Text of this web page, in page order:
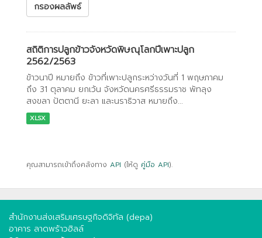
กรองผลลัพธ์
สถิติการปลูกข้าวจังหวัดพิษณุโลกปีเพาะปลูก
2562/2563
ข้าวนาปี หมายถึง ข้าวที่เพาะปลูกระหว่างวันที่ 1 พฤษภาคม
ถึง 31 ตุลาคม ยกเว้น จังหวัดนครศรีธรรมราช พัทลุง
สงขลา ปัตตานี ยะลา และนราธิวาส หมายถึง...
XLSX
คุณสามารถเข้าถึงคลังทาง API (ให้ดู คู่มือ API).
สำนักงานส่งเสริมเศรษฐกิจดิจิทัล (depa)
อาคาร ลาดพร้าวฮิลล์